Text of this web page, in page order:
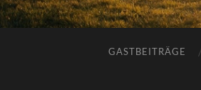
GASTBEITRÄGE